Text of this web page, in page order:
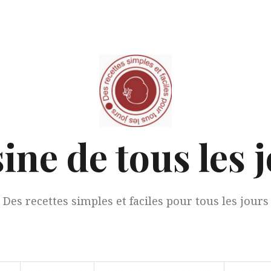
de tous les
Des recettes simples et faciles pour tous les jours